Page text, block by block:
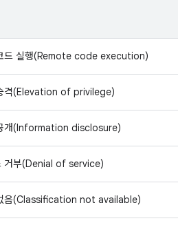
드 실행(Remote code execution)
격(Elevation of privilege)
개(Information disclosure)
거부(Denial of service)
음(Classification not available)